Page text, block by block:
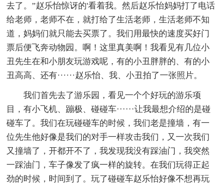
去了。”赵乐怡惊讶的'看着我。然后赵乐怡妈妈打了电话
给老师，老师不在，就打给了生活老师，生活老师不知
道，妈妈们就只能去买票了。我们用最快的速度买好门
票后便飞奔动物园。啊！这里真美啊！我看见有几位小
丑先生在和小朋友玩游戏呢，有的小丑胖胖的、有的小
丑高高、还有······赵乐怡、我、小丑拍了一张照片。
我们首先去了游乐园，看见一个个好玩的游乐项
目，有小飞机、蹦极、碰碰车······让我最想介绍的是碰
碰车了。我们在玩碰碰车的时候，我们老是撞墙，有一
位先生他好像是我们的对手一样攻击我们，又一次我们
又撞墙了，开都开不了，我发现我没有踩油门，我突然
一踩油门，车子像发了疯一样的旋转。在我们玩得正起
劲的时候，时间到了。玩了碰碰车赵乐怡好像不想再玩